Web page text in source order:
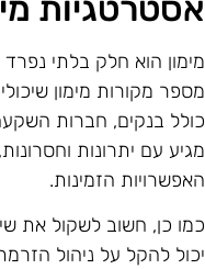
הוא חלק בלתי
מקורות מימון
בנקים, חברות
עם יתרונות
הזמינות.
כן, חשוב לשקול את
להקל על ניהול